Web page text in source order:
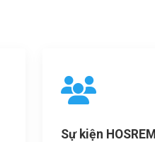
Sự kiện HOSREM